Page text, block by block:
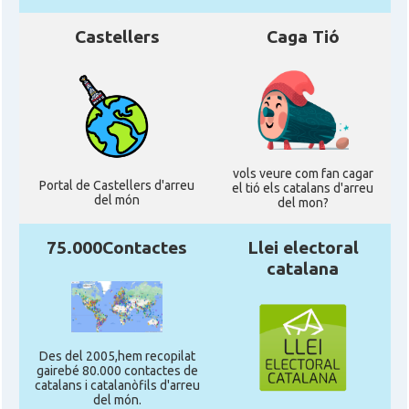
Castellers
Portal de Castellers d'arreu
del món
Caga Tió
vols veure com fan cagar
el tió els catalans d'arreu
del mon?
75.000Contactes
Des del 2005,hem recopilat
gairebé 80.000 contactes de
catalans i catalanòfils d'arreu
del món.
Llei electoral
catalana